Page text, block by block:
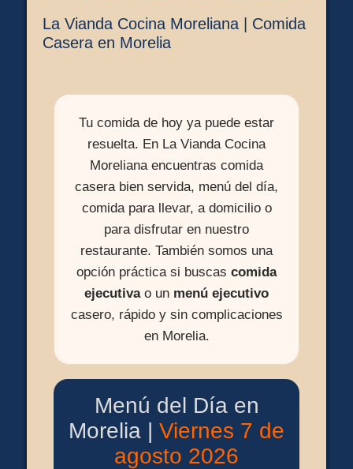
La Vianda Cocina Moreliana | Comida
Casera en Morelia
Tu comida de hoy ya puede estar
resuelta. En La Vianda Cocina
Moreliana encuentras comida
casera bien servida, menú del día,
comida para llevar, a domicilio o
para disfrutar en nuestro
restaurante. También somos una
opción práctica si buscas comida
ejecutivao un menú ejecutivo
casero, rápido y sin complicaciones
en Morelia.
Menú del Día en
Morelia | Viernes 7 de
agosto 2026